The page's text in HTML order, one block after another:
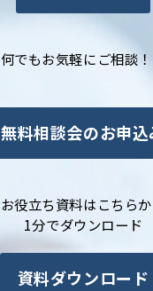
何でもお気軽にご相談！
無料相談会のお申込
お役立ち資料はこちら
1分でダウンロード
資料ダウンロード